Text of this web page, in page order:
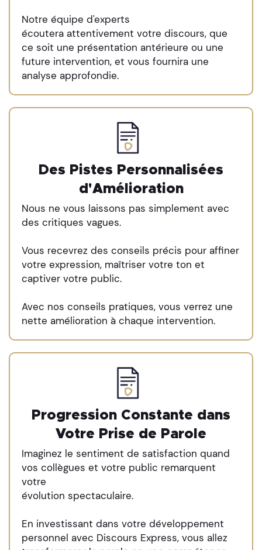
Notre équipe d'experts
écoutera attentivement votre discours, que
ce soit une présentation antérieure ou une
future intervention, et vous fournira une
analyse approfondie.
Des Pistes Personnalisées
d'Amélioration
Nous ne vous laissons pas simplement avec
des critiques vagues.
Vous recevrez des conseils précis pour affiner
votre expression, maîtriser votre ton et
captiver votre public.
Avec nos conseils pratiques, vous verrez une
nette amélioration à chaque intervention.
Progression Constante dans
Votre Prise de Parole
Imaginez le sentiment de satisfaction quand
vos collègues et votre public remarquent
votre
évolution spectaculaire.
En investissant dans votre développement
personnel avec Discours Express, vous allez